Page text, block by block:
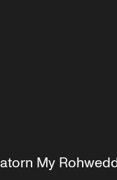
My